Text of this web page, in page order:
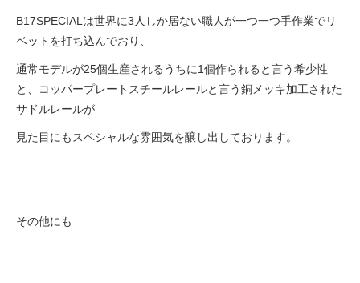
B17SPECIALは世界に3人しか居ない職人が一つ一つ手作業でリ
ベットを打ち込んでおり、
通常モデルが25個生産されるうちに1個作られると言う希少性
と、コッパープレートスチールレールと言う銅メッキ加工された
サドルレールが
見た目にもスペシャルな雰囲気を醸し出しております。
その他にも